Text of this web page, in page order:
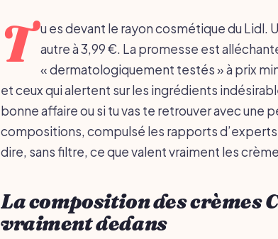
T u es devant le rayon cosmétique du Lidl.
autre à 3,99 €. La promesse est
« dermatologiquement testés » à prix
et ceux qui alertent sur les ingrédients
bonne affaire ou si tu vas te retrouver avec une
compositions, compulsé les rapports
dire, sans filtre, ce que valent vraiment les
La composition des crèmes
vraiment dedans